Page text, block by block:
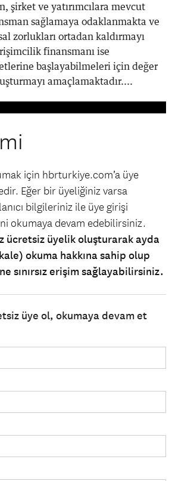
şirket ve yatırımcılara mevcut
sağlamaya odaklanmakta ve
zorlukları ortadan kaldırmayı
finansmanı ise
başlayabilmeleri için değer
amaçlamaktadır....
için hbrturkiye.com’a üye
Eğer bir üyeliğiniz varsa
bilgileriniz ile üye girişi
okumaya devam edebilirsiniz.
ücretsiz üyelik oluşturarak ayda
okuma hakkına sahip olup
sınırsız erişim sağlayabilirsiniz.
üye ol, okumaya devam et